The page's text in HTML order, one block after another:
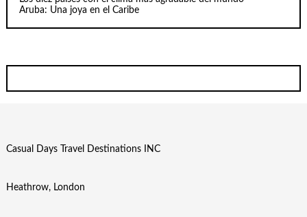
Aruba: Una joya en el Caribe
Casual Days Travel Destinations INC
Heathrow, London